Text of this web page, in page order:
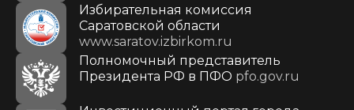
Избирательная комиссия
Саратовской области
www.saratov.izbirkom.ru
Полномочный представитель
Президента РФ в ПФО pfo.gov.ru